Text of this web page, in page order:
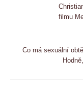
filmu
Co má sexuální